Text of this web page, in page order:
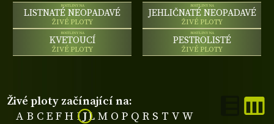
ROSTLINY NA
LISTNATÉ NEOPADAVÉ
ŽIVÉ PLOTY
ROSTLINY NA
JEHLIČNATÉ NEOPADAVÉ
ŽIVÉ PLOTY
ROSTLINY NA
KVETOUCÍ
ŽIVÉ PLOTY
ROSTLINY NA
PESTROLISTÉ
ŽIVÉ PLOTY
živé ploty začínající na:
A B C E F H IJL M O P Q R S T V W